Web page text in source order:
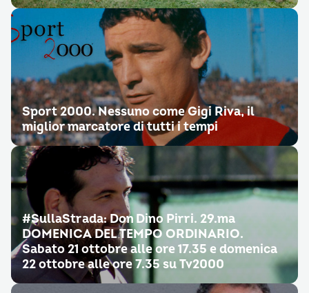
Sport 2000. Nessuno come Gigi Riva, il
miglior marcatore di tutti i tempi
#SullaStrada: Don Dino Pirri. 29.ma
DOMENICA DEL TEMPO ORDINARIO.
Sabato 21 ottobre alle ore 17.35 e domenica
22 ottobre alle ore 7.35 su Tv2000